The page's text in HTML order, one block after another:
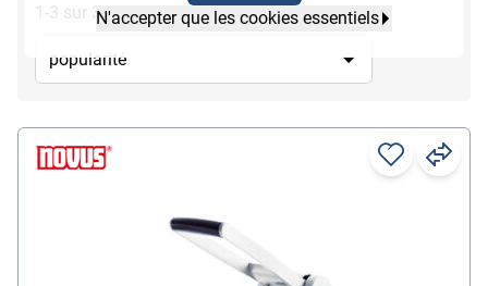
N'accepter que les cookies essentiels
1-3 sur 3